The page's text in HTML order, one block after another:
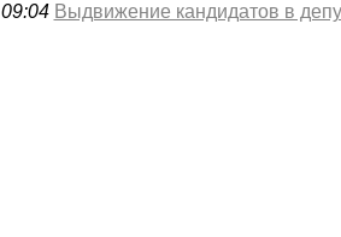
09:04 Выдвижение кандидатов в